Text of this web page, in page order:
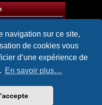
navigation sur ce site,
de cookies vous
d’une expérience de
En savoir plus…
,LeMartien
Guigui
Aller